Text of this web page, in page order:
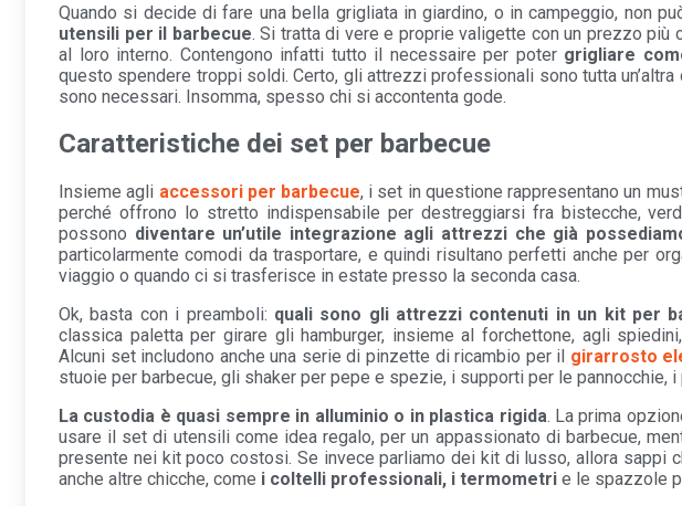
Quando si decide di fare una bella grigliata in giardino, o in campeggio, non
utensili per il barbecue. Si tratta di vere e proprie valigette con un prezzo più
al loro interno. Contengono infatti tutto il necessaire per poter grigliare
questo spendere troppi soldi. Certo, gli attrezzi professionali sono tutta un’altra
sono necessari. Insomma, spesso chi si accontenta gode.
Caratteristiche dei set per barbecue
Insieme agli accessori per barbecue, i set in questione rappresentano un
perché offrono lo stretto indispensabile per destreggiarsi fra bistecche,
possono diventare un’utile integrazione agli attrezzi che già
particolarmente comodi da trasportare, e quindi risultano perfetti anche per
viaggio o quando ci si trasferisce in estate presso la seconda casa.
Ok, basta con i preamboli: quali sono gli attrezzi contenuti in un kit per
classica paletta per girare gli hamburger, insieme al forchettone, agli
Alcuni set includono anche una serie di pinzette di ricambio per il girarrosto
stuoie per barbecue, gli shaker per pepe e spezie, i supporti per le pannocchie,
La custodia è quasi sempre in alluminio o in plastica rigida. La prima
usare il set di utensili come idea regalo, per un appassionato di barbecue,
presente nei kit poco costosi. Se invece parliamo dei kit di lusso, allora sappi
anche altre chicche, come i coltelli professionali, i termometri e le spazzole